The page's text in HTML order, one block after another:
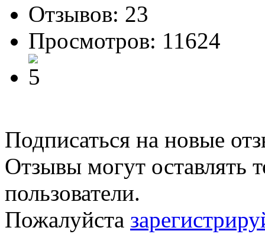
Отзывов: 23
Просмотров: 11624
Подписаться на новые
Отзывы могут оставлять
пользователи.
Пожалуйста